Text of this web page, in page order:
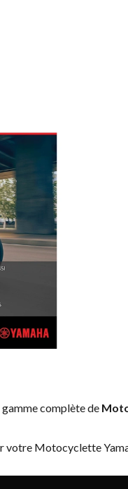
complète de
votre Motocyclette